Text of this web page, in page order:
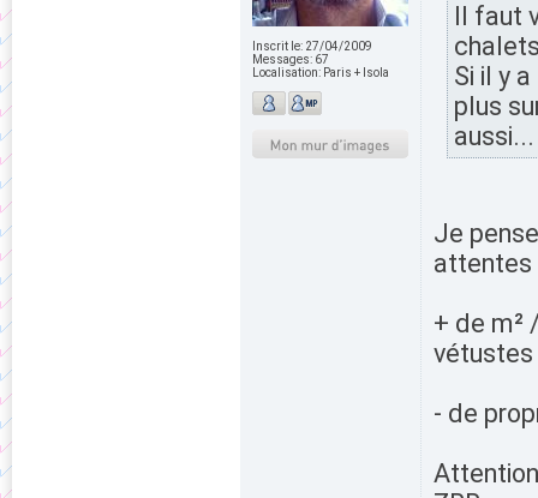
Inscrit le: 27/04/2009
Messages: 67
Localisation: Paris + Isola
Il faut
Si il y
plus
aussi...
Je
attentes
+ de m²
- de